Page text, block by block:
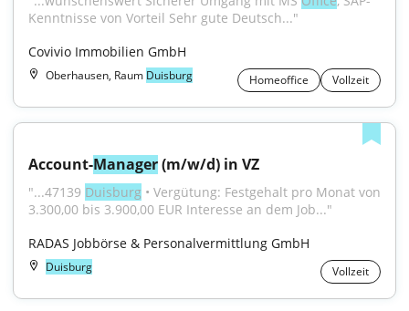
Kenntnisse von Vorteil Sehr gute Deutsch..."
Covivio Immobilien GmbH
Oberhausen, Raum Duisburg Homeoffice Vollzeit
Account-Manager (m/w/d) in VZ
"...47139 Duisburg • Vergütung: Festgehalt pro Monat von
3.300,00 bis 3.900,00 EUR Interesse an dem Job..."
RADAS Jobbörse & Personalvermittlung GmbH
Duisburg Vollzeit